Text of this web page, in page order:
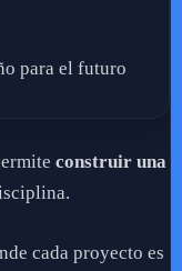
para el futuro
construir una
cada proyecto es